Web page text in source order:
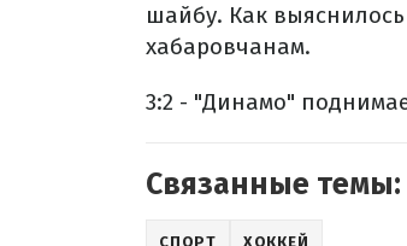
шайбу. Как
хабаровчанам.
3:2 - "Динамо"
Связанные темы:
СПОРТ ХОККЕЙ